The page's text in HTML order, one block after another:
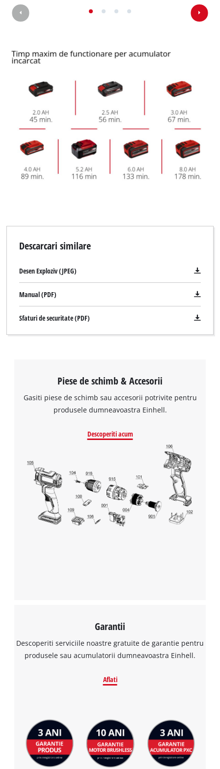
Descarcari similare
Desen Exploziv (JPEG)
Manual (PDF)
Sfaturi de securitate (PDF)
Piese de schimb & Accesorii
Gasiti piese de schimb sau accesorii potrivite pentru
produsele dumneavoastra Einhell.
Descoperiti acum
Garantii
Descoperiti serviciile noastre gratuite de garantie pentru
produsele sau acumulatorii dumneavoastra Einhell.
Aflati